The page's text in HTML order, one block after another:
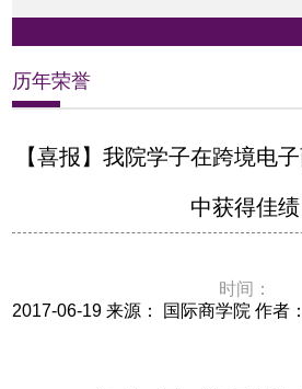
历年荣誉
【喜报】我院学子在跨境电
中获得佳绩
时间：
2017-06-19 来源： 国际商学院 作者